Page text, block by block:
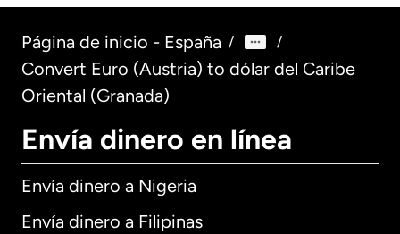
Página de inicio - España / /
Convert Euro (Austria) to dólar del Caribe
Oriental (Granada)
Envía dinero en línea
Envía dinero a Nigeria
Envía dinero a Filipinas